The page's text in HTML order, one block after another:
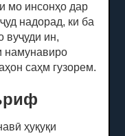
мо инсонҳо дар
надорад, ки ба
вуҷуди ин,
намунавиро
саҳм гузорем.
ҳуқуқи